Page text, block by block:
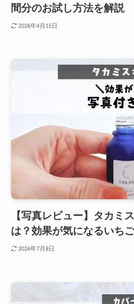
間分のお試し方法を解説
2026年4月15日
【写真レビュー】タカミ
は？効果が気になるいち
2026年7月8日